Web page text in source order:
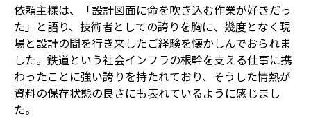
依頼主様は、「設計図面に命を吹き込む作業が好きだっ
た」と語り、技術者としての誇りを胸に、幾度となく現
場と設計の間を行き来したご経験を懐かしんでおられま
した。鉄道という社会インフラの根幹を支える仕事に携
わったことに強い誇りを持たれており、そうした情熱が
資料の保存状態の良さにも表れているように感じまし
た。